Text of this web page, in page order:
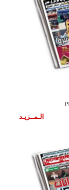
الـمــزيـد